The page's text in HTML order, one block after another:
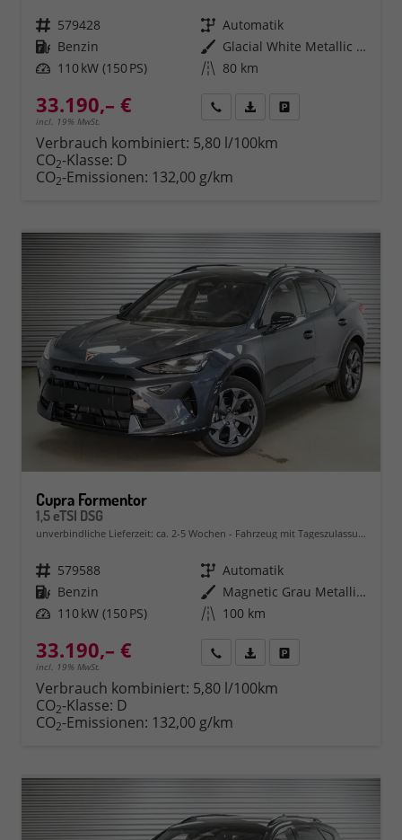
Fahrzeugnr. 579428 Getriebe Automatik
Kraftstoff Benzin Außenfarbe
Glacial White Metallic (2Y)
Leistung 110 kW (150 PS) Kilometerstand 80 km
33.190,– €
incl. 19% MwSt.
Rückruf PDF-Datei, Fahrzeugexposé
Verbrauch kombiniert: 5,80 l/100km
CO2-Klasse: D
CO2-Emissionen: 132,00 g/km
Cupra Formentor
1,5 eTSI DSG
unverbindliche Lieferzeit: ca. 2-5 Wochen Fahrzeug mit Tageszulassung
Fahrzeugnr. 579588 Getriebe Automatik
Kraftstoff Benzin Außenfarbe
Magnetic Grau Metallic (S7)
Leistung 110 kW (150 PS) Kilometerstand 100 km
33.190,– €
incl. 19% MwSt.
Rückruf PDF-Datei, Fahrzeugexposé
Verbrauch kombiniert: 5,80 l/100km
CO2-Klasse: D
CO2-Emissionen: 132,00 g/km